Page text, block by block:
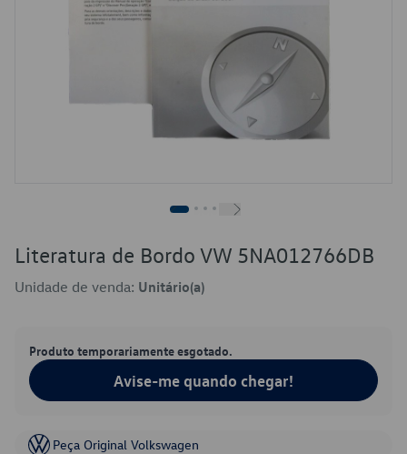
Literatura de Bordo VW 5NA012766DB
Unidade de venda: Unitário(a)
Produto temporariamente esgotado.
Avise-me quando chegar!
Peça Original Volkswagen